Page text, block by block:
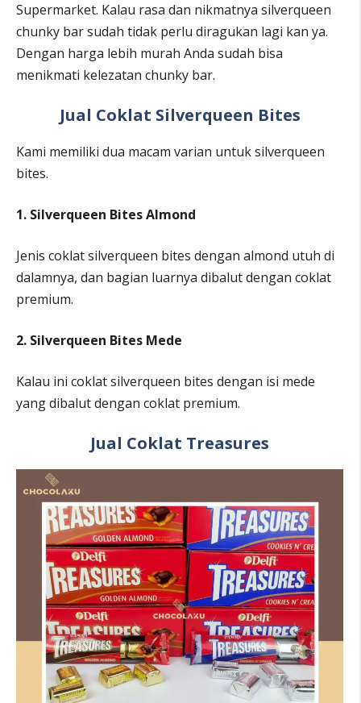
Supermarket. Kalau rasa dan nikmatnya silverqueen
chunky bar sudah tidak perlu diragukan lagi kan ya.
Dengan harga lebih murah Anda sudah bisa
menikmati kelezatan chunky bar.
Jual Coklat Silverqueen Bites
Kami memiliki dua macam varian untuk silverqueen
bites.
1. Silverqueen Bites Almond
Jenis coklat silverqueen bites dengan almond utuh di
dalamnya, dan bagian luarnya dibalut dengan coklat
premium.
2. Silverqueen Bites Mede
Kalau ini coklat silverqueen bites dengan isi mede
yang dibalut dengan coklat premium.
Jual Coklat Treasures